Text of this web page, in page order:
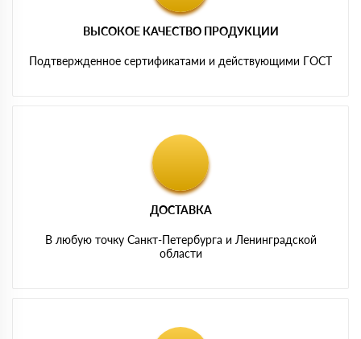
ВЫСОКОЕ КАЧЕСТВО ПРОДУКЦИИ
Подтвержденное сертификатами и действующими ГОСТ
ДОСТАВКА
В любую точку Санкт-Петербурга и Ленинградской
области